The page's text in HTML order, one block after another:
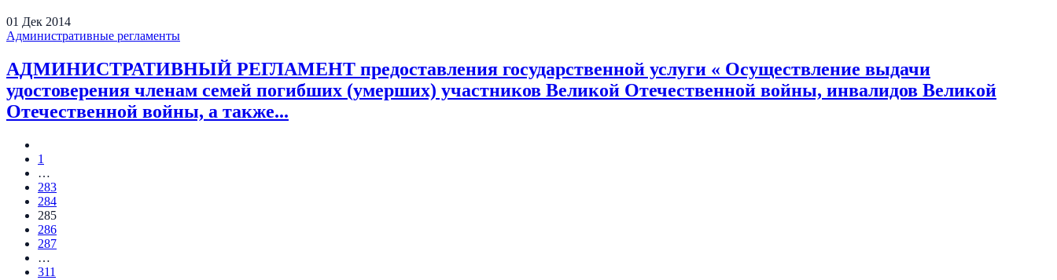
01 Дек 2014
Административные регламенты
АДМИНИСТРАТИВНЫЙ РЕГЛАМЕНТ предоставления государственной услуги « Осуществление выдачи
удостоверения членам семей погибших (умерших) участников Великой Отечественной войны, инвалидов Великой
Отечественной войны, а также...
1
…
283
284
285
286
287
…
311